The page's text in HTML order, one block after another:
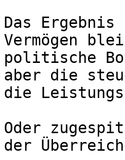
Das
Vermögen
politische
aber die
die
Oder
der